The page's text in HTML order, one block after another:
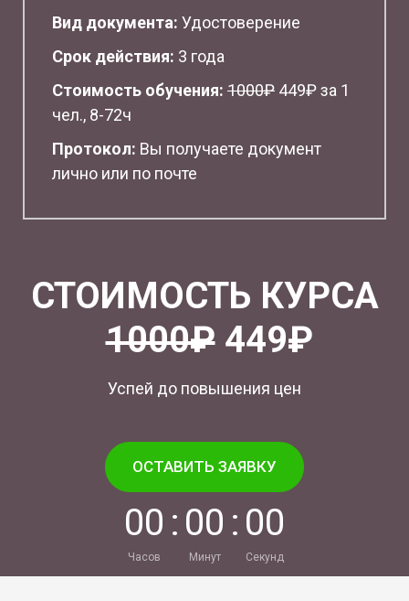
Вид документа: Удостоверение
Срок действия: 3 года
Стоимость обучения: 1000₽ 449₽ за 1
чел., 8-72ч
Протокол: Вы получаете документ
лично или по почте
СТОИМОСТЬ КУРСА
1000₽449₽
Успей до повышения цен
ОСТАВИТЬ ЗАЯВКУ
00
Часов
: 00
Минут
: 00
Секунд